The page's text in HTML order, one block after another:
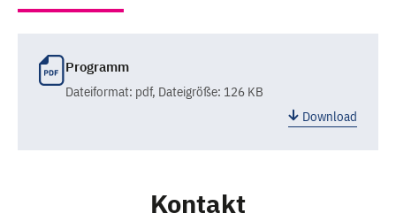
Programm
Dateiformat: pdf, Dateigröße: 126 KB
Download
Kontakt